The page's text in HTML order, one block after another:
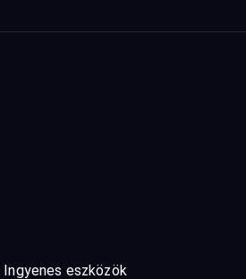
Ingyenes eszközök